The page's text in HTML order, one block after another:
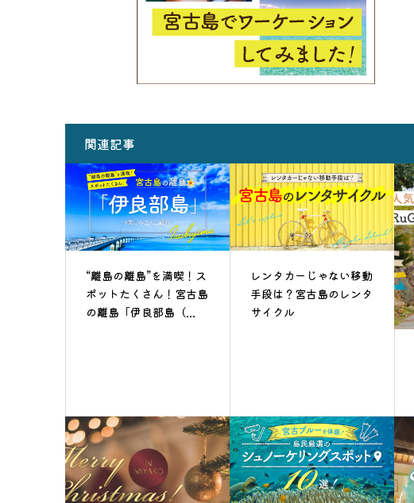
関連記事
“離島の離島”を満喫！ス
ポットたくさん！宮古島
の離島「伊良部島（...
レンタカーじゃない移動
手段は？宮古島のレンタ
サイクル